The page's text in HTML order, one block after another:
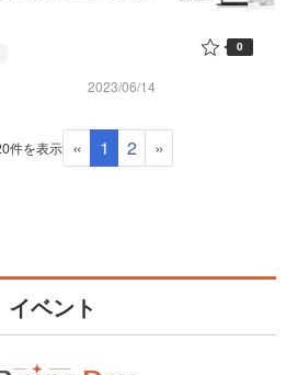
2023/06/14
0
件を表示 « 1 2 »
イベント